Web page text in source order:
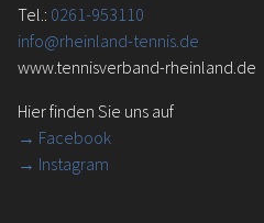
Tel.: 0261-953110
info@rheinland-tennis.de
www.tennisverband-rheinland.de
Hier finden Sie uns auf
→ Facebook
→ Instagram